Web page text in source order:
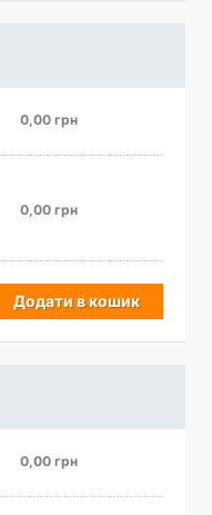
0,00 грн
0,00 грн
Додати в кошик
0,00 грн